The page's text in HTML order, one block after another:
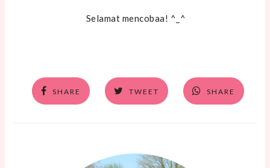
Selamat mencobaa! ^_^
SHARE TWEET SHARE